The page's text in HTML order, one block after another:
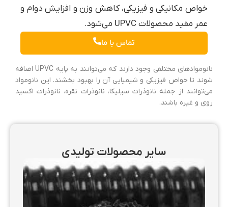
خواص مکانیکی و فیزیکی، کاهش وزن و افزایش دوام و
عمر مفید محصولات UPVC می‌شود.
تماس با ما
نانوموادهای مختلفی وجود دارند که می‌توانند به پایه UPVC اضافه
شوند تا خواص فیزیکی و شیمیایی آن را بهبود بخشند. این نانومواد
می‌توانند از جمله نانوذرات سیلیکا، نانوذرات نقره، نانوذرات اکسید
روی و غیره باشند.
سایر محصولات تولیدی